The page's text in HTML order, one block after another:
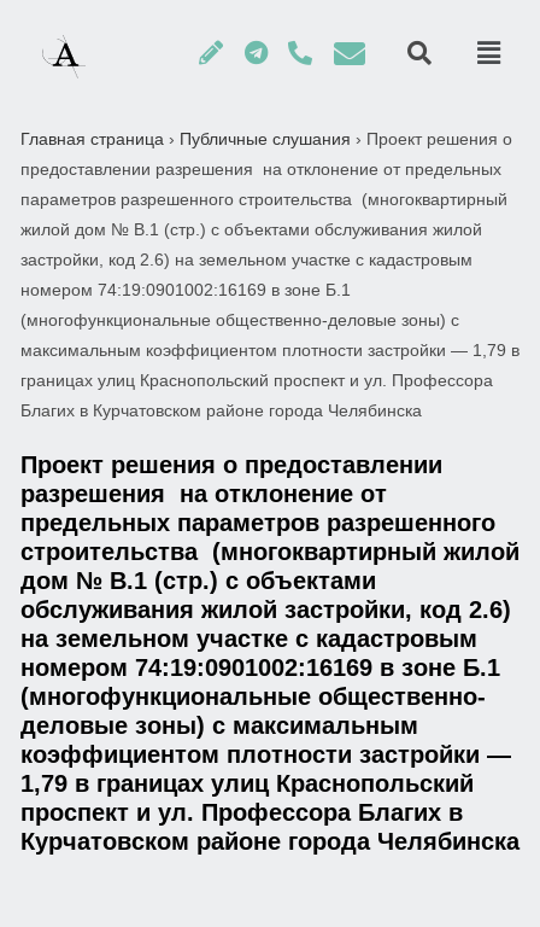
Главная страница › Публичные слушания › Проект решения о
предоставлении разрешения на отклонение от предельных
параметров разрешенного строительства (многоквартирный
жилой дом № В.1 (стр.) с объектами обслуживания жилой
застройки, код 2.6) на земельном участке с кадастровым
номером 74:19:0901002:16169 в зоне Б.1
(многофункциональные общественно-деловые зоны) с
максимальным коэффициентом плотности застройки — 1,79 в
границах улиц Краснопольский проспект и ул. Профессора
Благих в Курчатовском районе города Челябинска
Проект решения о предоставлении
разрешения на отклонение от
предельных параметров разрешенного
строительства (многоквартирный жилой
дом № В.1 (стр.) с объектами
обслуживания жилой застройки, код 2.6)
на земельном участке с кадастровым
номером 74:19:0901002:16169 в зоне Б.1
(многофункциональные общественно-
деловые зоны) с максимальным
коэффициентом плотности застройки —
1,79 в границах улиц Краснопольский
проспект и ул. Профессора Благих в
Курчатовском районе города Челябинска